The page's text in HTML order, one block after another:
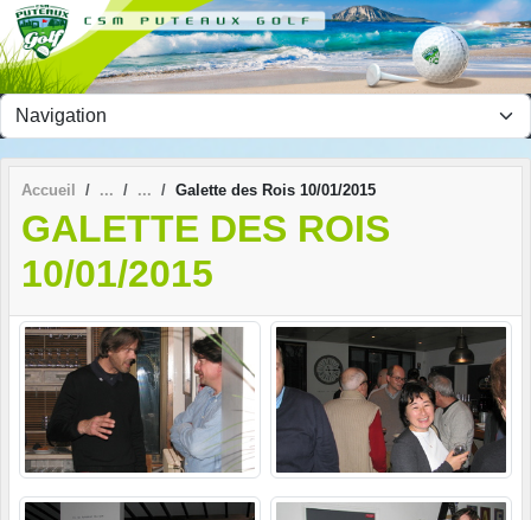
Accueil Galette des Rois 10/01/2015
GALETTE DES ROIS
10/01/2015
Panneau de gestion des cookies